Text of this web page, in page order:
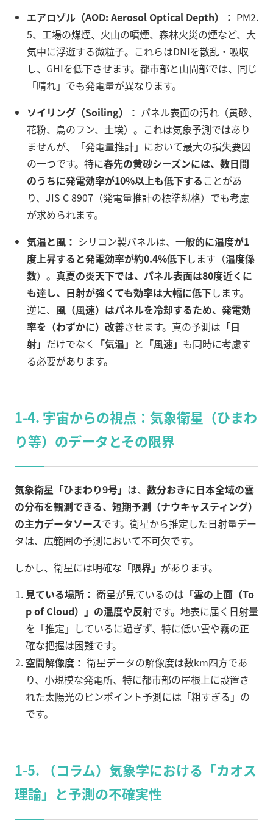
エアロゾル（AOD: Aerosol Optical Depth）： PM2.
5、工場の煤煙、火山の噴煙、森林火災の煙など、大
気中に浮遊する微粒子。これらはDNIを散乱・吸収
し、GHIを低下させます。都市部と山間部では、同じ
「晴れ」でも発電量が異なります。
ソイリング（Soiling）： パネル表面の汚れ（黄砂、
花粉、鳥のフン、土埃）。これは気象予測ではあり
ませんが、「発電量推計」において最大の損失要因
の一つです。特に春先の黄砂シーズンには、数日間
のうちに発電効率が10%以上も低下することがあ
り、JIS C 8907（発電量推計の標準規格）でも考慮
が求められます。
気温と風： シリコン製パネルは、 一般的に温度が1
度上昇すると発電効率が約0.4%低下します（温度係
数）。 真夏の炎天下では、パネル表面は80度近くに
も達し、日射が強くても効率は大幅に低下します。
逆に、 風（風速）はパネルを冷却するため、発電効
率を（わずかに）改善させます。真の予測は 「日
射」 だけでなく 「気温」 と 「風速」 も同時に考慮す
る必要があります。
1-4. 宇宙からの視点：気象衛星（ひまわ
り等）のデータとその限界
気象衛星「ひまわり9号」 は、 数分おきに日本全域の雲
の分布を観測できる、短期予測（ナウキャスティング）
の主力データソースです。衛星から推定した日射量デー
タは、広範囲の予測において不可欠です。
しかし、衛星には明確な 「限界」 があります。
見ている場所： 衛星が見ているのは 「雲の上面（To
p of Cloud）」の温度や反射です。地表に届く日射量
を「推定」しているに過ぎず、特に低い雲や霧の正
確な把握は困難です。
空間解像度： 衛星データの解像度は数km四方であ
り、小規模な発電所、特に都市部の屋根上に設置さ
れた太陽光のピンポイント予測には「粗すぎる」の
です。
1-5. （コラム）気象学における「カオス
理論」と予測の不確実性